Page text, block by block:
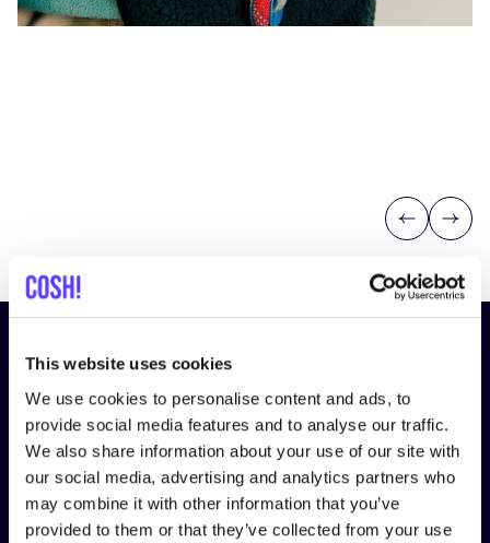
This website uses cookies
We use cookies to personalise content and ads, to
provide social media features and to analyse our traffic.
We also share information about your use of our site with
our social media, advertising and analytics partners who
may combine it with other information that you’ve
provided to them or that they’ve collected from your use
Previous
Next
¡Suscríbete a nuestro boletín
y mantente informado!
Nombre *
Correo electrónico*